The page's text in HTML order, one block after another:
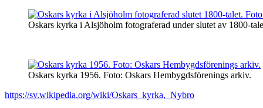
Oskars kyrka i Alsjöholm fotograferad under slutet av 1800-
Oskars kyrka 1956. Foto: Oskars Hembygdsförenings arkiv.
https://sv.wikipedia.org/wiki/Oskars_kyrka,_Nybro